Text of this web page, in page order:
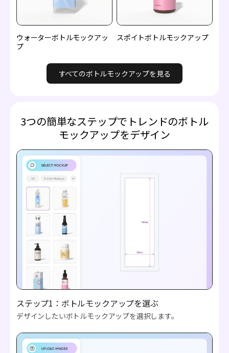
ウォーターボトルモックアッ
プ
スポイトボトルモックアップ
すべてのボトルモックアップを見る
3つの簡単なステップでトレンドのボトル
モックアップをデザイン
ステップ1：ボトルモックアップを選ぶ
デザインしたいボトルモックアップを選択します。